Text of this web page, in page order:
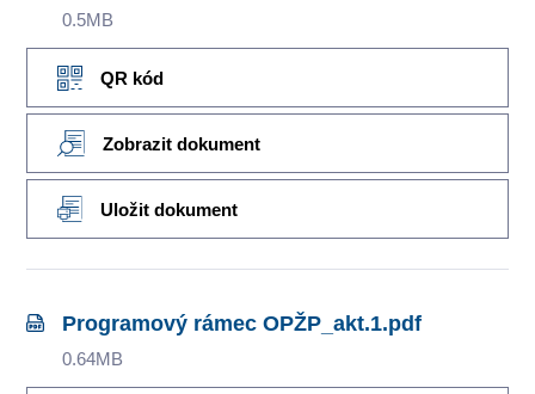
0.5MB
QR kód
Zobrazit dokument
Uložit dokument
Programový rámec OPŽP_akt.1.pdf
0.64MB